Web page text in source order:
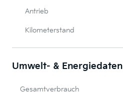
Antrieb
Kilometerstand
Umwelt- & Energiedaten
Gesamtverbrauch